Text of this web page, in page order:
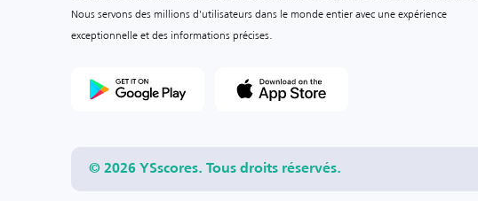
Nous servons des millions d'utilisateurs dans le monde entier avec une expérience
exceptionnelle et des informations précises.
© 2026 YSscores. Tous droits réservés.